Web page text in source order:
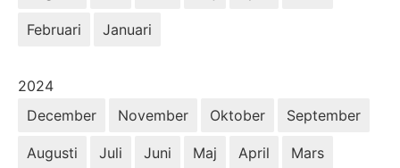
Februari Januari
År:
2024
December
November Oktober September
Augusti Juli Juni Maj April Mars